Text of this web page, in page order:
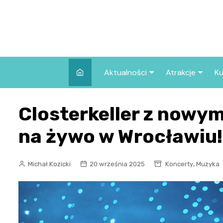
Aktualności
Wszystkie wpisy
Atrakcje
we Wrocławiu
Co warto
Wrocławiu?
Closterkeller z
na żywo w Wrocławiu!
Michał Kozicki 20 września 2025 Koncerty, Muzyka